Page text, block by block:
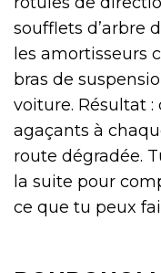
soufflets d’arbre
les amortisseurs
bras de
voiture. Résultat
agaçants à
route dégradée.
la suite pour
ce que tu peux